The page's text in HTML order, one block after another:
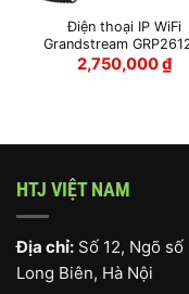
Điện thoại IP WiFi
Grandstream
2,750,000₫
HTJ VIỆT NAM
Địa chỉ: Số 12, Ngõ
Long Biên, Hà Nội